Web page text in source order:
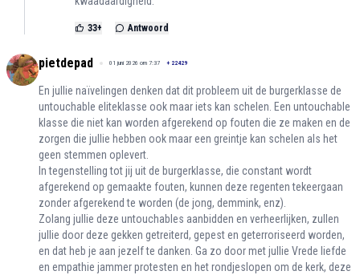
33+ Antwoord
pietdepad 01 juni 2026 om 7:37 + 22429
En jullie naïvelingen denken dat dit probleem uit de burgerklasse de
untouchable eliteklasse ook maar iets kan schelen. Een untouchable
klasse die niet kan worden afgerekend op fouten die ze maken en de
zorgen die jullie hebben ook maar een greintje kan schelen als het
geen stemmen oplevert.
In tegenstelling tot jij uit de burgerklasse, die constant wordt
afgerekend op gemaakte fouten, kunnen deze regenten tekeergaan
zonder afgerekend te worden (de jong, demmink, enz).
Zolang jullie deze untouchables aanbidden en verheerlijken, zullen
jullie door deze gekken getreiterd, gepest en geterroriseerd worden,
en dat heb je aan jezelf te danken. Ga zo door met jullie Vrede liefde
en empathie jammer protesten en het rondjeslopen om de kerk, deze